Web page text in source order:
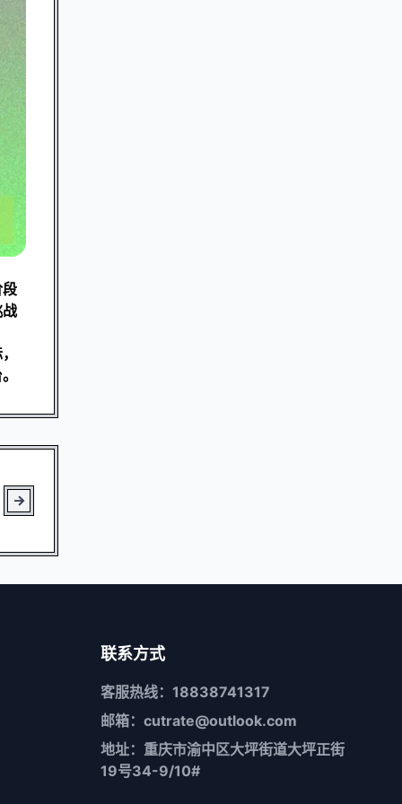
联系方式
客服热线：18838741317
邮箱：cutrate@outlook.com
地址：重庆市渝中区大坪街道大坪正街
19号34-9/10#